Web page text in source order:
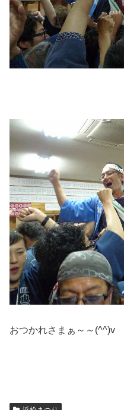
おつかれさまぁ～～(^^)v